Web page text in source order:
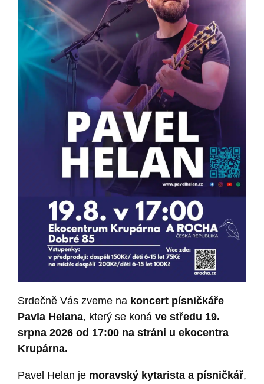
Srdečně Vás zveme na koncert písničkáře
Pavla Helana, který se koná ve středu 19.
srpna 2026 od 17:00 na stráni u ekocentra
Krupárna.
Pavel Helan je moravský kytarista a písničkář,